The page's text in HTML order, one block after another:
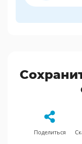
Поделиться